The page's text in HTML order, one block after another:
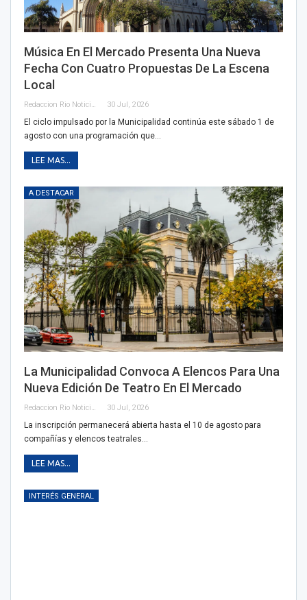
Música En El Mercado Presenta Una Nueva
Fecha Con Cuatro Propuestas De La Escena
Local
30 Jul, 2026
El ciclo impulsado por la Municipalidad continúa este sábado 1 de
agosto con una programación que…
LEE MAS...
A DESTACAR
La Municipalidad Convoca A Elencos Para Una
Nueva Edición De Teatro En El Mercado
Redaccion Rio Noticias OK 30 Jul, 2026
La inscripción permanecerá abierta hasta el 10 de agosto para
compañías y elencos teatrales…
LEE MAS...
INTERÉS GENERAL